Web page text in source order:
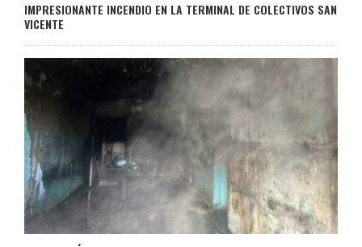
IMPRESIONANTE INCENDIO EN LA TERMINAL DE COLECTIVOS SAN
VICENTE